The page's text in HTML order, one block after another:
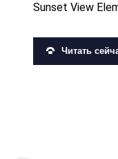
Sunset View
Читать